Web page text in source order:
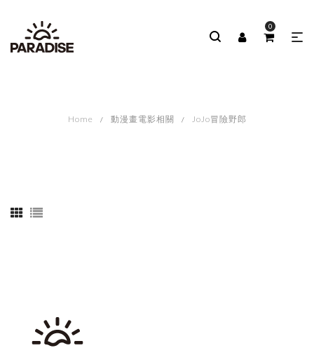
0
Home 動漫畫電影相關 JoJo冒險野郎